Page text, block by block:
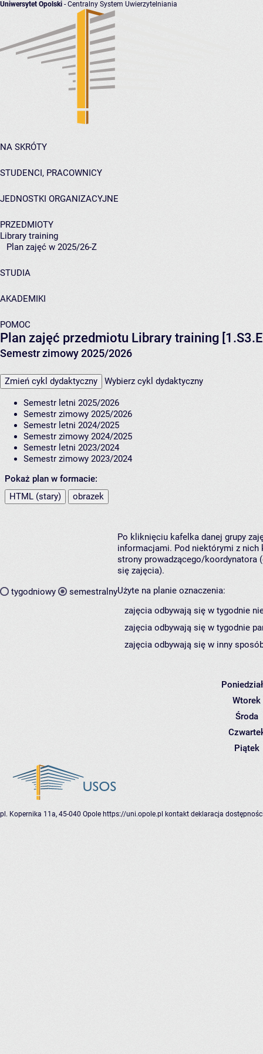
Uniwersytet Opolski - Centralny System Uwierzytelniania
NA SKRÓTY
STUDENCI, PRACOWNICY
JEDNOSTKI ORGANIZACYJNE
PRZEDMIOTY
Library training
Plan zajęć w 2025/26-Z
STUDIA
AKADEMIKI
POMOC
Plan zajęć przedmiotu Library training
Semestr zimowy 2025/2026
Zmień cykl dydaktyczny Wybierz cykl dydaktyczny
Semestr letni 2025/2026
Semestr zimowy 2025/2026
Semestr letni 2024/2025
Semestr zimowy 2024/2025
Semestr letni 2023/2024
Semestr zimowy 2023/2024
Pokaż plan w formacie:
HTML (stary)
obrazek
tygodniowy semestralny
Po kliknięciu kafelka danej grupy
informacjami. Pod niektórymi z nich
strony prowadzącego/koordynatora
się zajęcia).
Użyte na planie oznaczenia:
zajęcia odbywają się w tygodnie
zajęcia odbywają się w tygodnie
zajęcia odbywają się w inny
Wtorek
Środa
Piątek
pl. Kopernika 11a, 45-040 Opole https://uni.opole.pl kontakt deklaracja